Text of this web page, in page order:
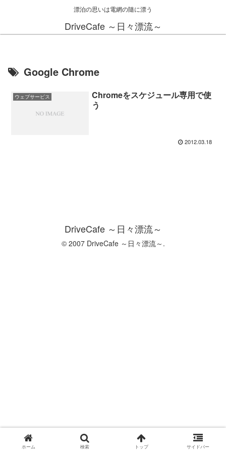
漂泊の思いは電網の隨に漂う
DriveCafe ～日々漂流～
Google Chrome
ウェブサービス
Chromeをスケジュール専用で使
う
2012.03.18
DriveCafe ～日々漂流～
© 2007 DriveCafe ～日々漂流～.
ホーム 検索 トップ サイドバー